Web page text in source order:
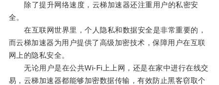
除了提升网络速度，云梯加速器还注重用户的私密安
全。
在互联网世界里，个人隐私和数据安全是非常重要的，
而云梯加速器为用户提供了高级加密技术，保障用户在互联
网上的隐私安全。
无论用户是在公共Wi-Fi上上网，还是在家中进行在线交
易，云梯加速器都能够加密数据传输，有效防止黑客窃取个